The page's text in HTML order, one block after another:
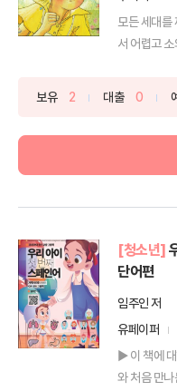
모든 세대를
서 어렵고
보유 2 대출 0
[청소년]
단어편
임주인 저
유페이퍼
▶ 이 책에 대하여 :우리 아이 조기 교양 프로젝트!우리 아이